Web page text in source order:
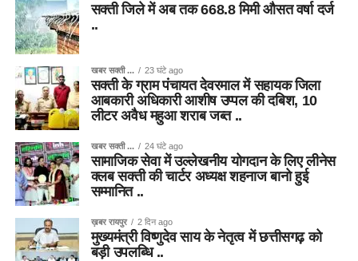
सक्ती जिले में अब तक 668.8 मिमी औसत वर्षा दर्ज
..
खबर सक्ती ... 23 घंटे ago
सक्ती के ग्राम पंचायत देवरमाल में सहायक जिला
आबकारी अधिकारी आशीष उप्पल की दबिश, 10
लीटर अवैध महुआ शराब जब्त ..
खबर सक्ती ... 24 घंटे ago
सामाजिक सेवा में उल्लेखनीय योगदान के लिए लीनेस
क्लब सक्ती की चार्टर अध्यक्ष शहनाज बानो हुई
सम्मानित ..
ख़बर रायपुर 2 दिन ago
मुख्यमंत्री विष्णुदेव साय के नेतृत्व में छत्तीसगढ़ को
बड़ी उपलब्धि ..